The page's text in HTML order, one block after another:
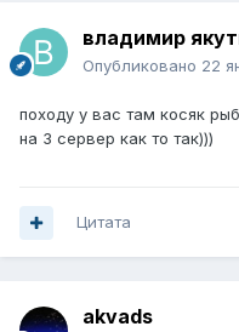
владимир
Опубликовано 22
походу у вас там косяк
на 3 сервер как то так)))
Цитата
akvads